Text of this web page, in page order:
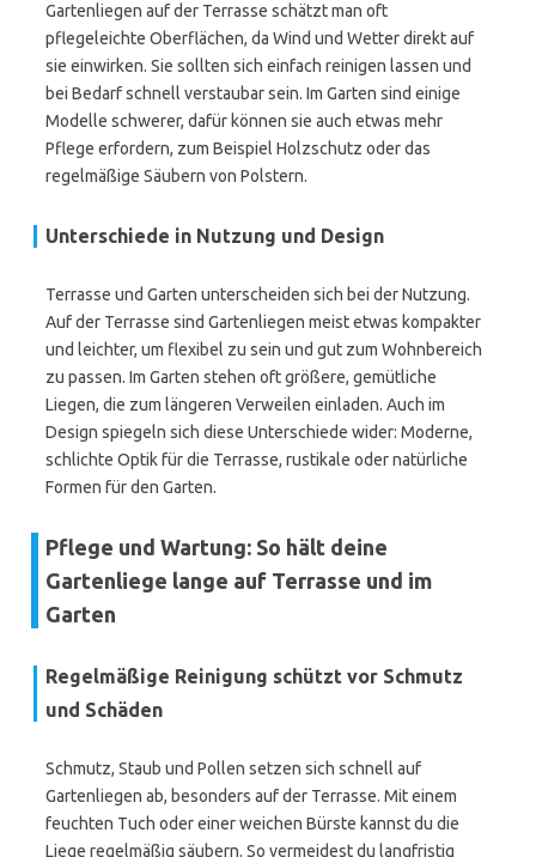
Gartenliegen auf der Terrasse schätzt man oft
pflegeleichte Oberflächen, da Wind und Wetter direkt auf
sie einwirken. Sie sollten sich einfach reinigen lassen und
bei Bedarf schnell verstaubar sein. Im Garten sind einige
Modelle schwerer, dafür können sie auch etwas mehr
Pflege erfordern, zum Beispiel Holzschutz oder das
regelmäßige Säubern von Polstern.
Unterschiede in Nutzung und Design
Terrasse und Garten unterscheiden sich bei der Nutzung.
Auf der Terrasse sind Gartenliegen meist etwas kompakter
und leichter, um flexibel zu sein und gut zum Wohnbereich
zu passen. Im Garten stehen oft größere, gemütliche
Liegen, die zum längeren Verweilen einladen. Auch im
Design spiegeln sich diese Unterschiede wider: Moderne,
schlichte Optik für die Terrasse, rustikale oder natürliche
Formen für den Garten.
Pflege und Wartung: So hält deine
Gartenliege lange auf Terrasse und im
Garten
Regelmäßige Reinigung schützt vor Schmutz
und Schäden
Schmutz, Staub und Pollen setzen sich schnell auf
Gartenliegen ab, besonders auf der Terrasse. Mit einem
feuchten Tuch oder einer weichen Bürste kannst du die
Liege regelmäßig säubern. So vermeidest du langfristig